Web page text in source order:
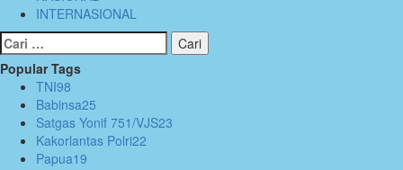
INTERNASIONAL
Cari
untuk:
Popular Tags
TNI98
Babinsa25
Satgas Yonif 751/VJS23
Kakorlantas Polri22
Papua19